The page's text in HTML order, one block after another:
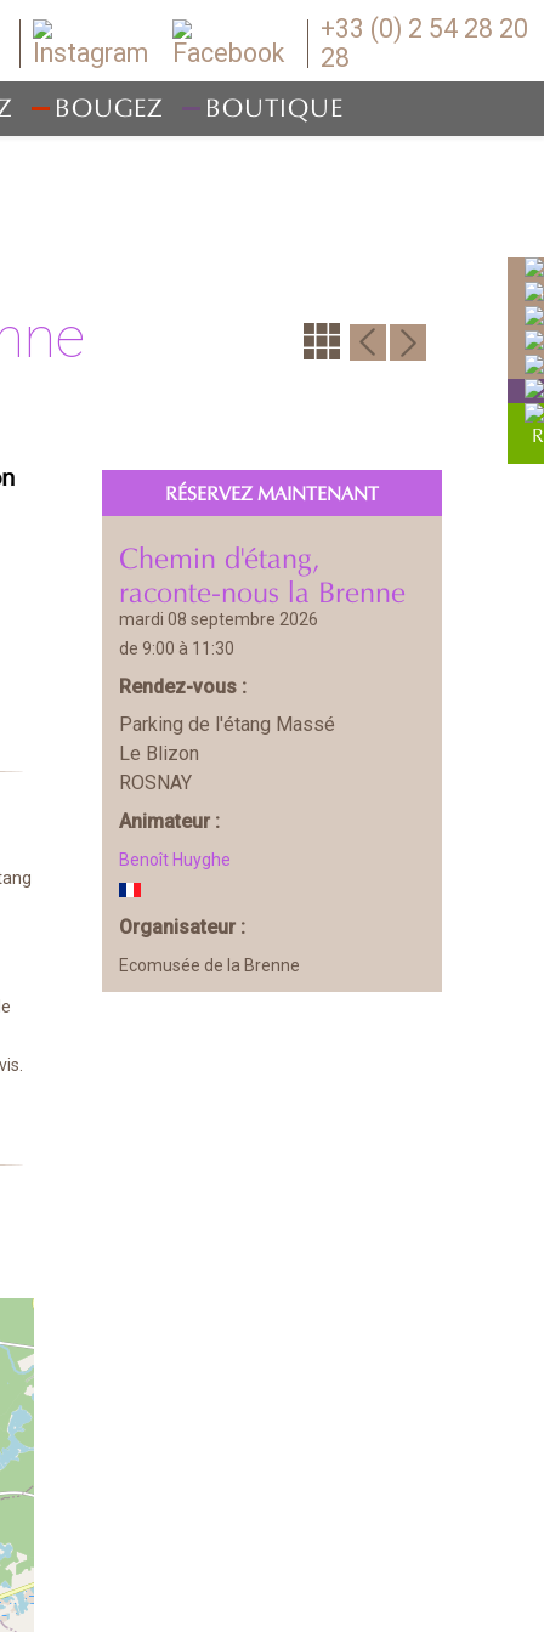
+33 (0) 2 54 28 20
28
BOUGEZ BOUTIQUE
RÉSERVEZ MAINTENANT
Chemin d'étang,
raconte-nous la Brenne
mardi 08 septembre 2026
de 9:00 à 11:30
Rendez-vous :
Parking de l'étang Massé
Le Blizon
ROSNAY
Animateur :
Benoît Huyghe
Organisateur :
Ecomusée de la Brenne